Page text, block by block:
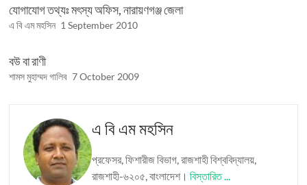
যোগাযোগ তথ্যঃ মৎস্য অফিস, নারায়ণগঞ্জ জেলা
এ বি এম মহসিন 1 September 2010
বউ বা রাণী
শামস মুহাম্মদ গালিব 7 October 2009
এ বি এম মহসিন
প্রফেসর, ফিশারীজ বিভাগ, রাজশাহী বিশ্ববিদ্যালয়,
রাজশাহী-৬২০৫, বাংলাদেশ।বিস্তারিত ...